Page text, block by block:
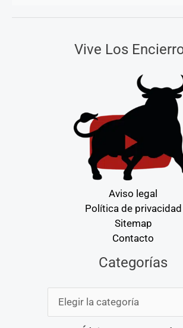
Vive Los
Aviso legal
Política de privacidad
Sitemap
Contacto
Categorías